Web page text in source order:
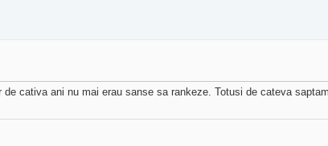
de cativa ani nu mai erau sanse sa rankeze. Totusi de cateva